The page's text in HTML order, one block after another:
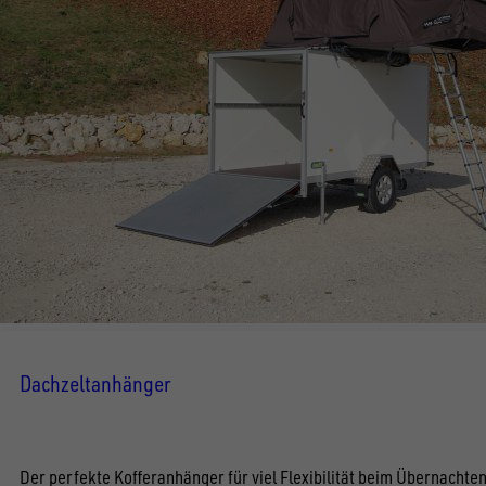
Dachzeltanhänger
Der perfekte Kofferanhänger für viel Flexibilität beim